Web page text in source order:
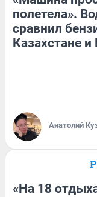
полетела».
сравнил
Казахстане и
Анатолий
«На 18